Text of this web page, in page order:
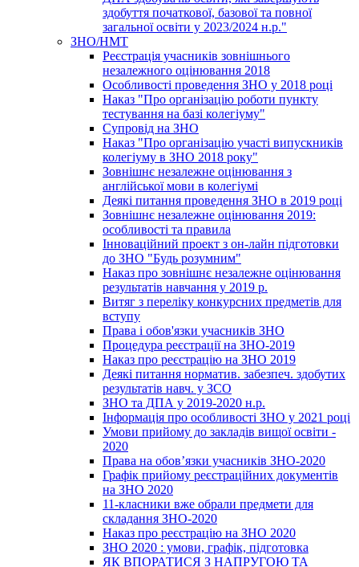
здобуття початкової, базової та повної
загальної освіти у 2023/2024 н.р."
ЗНО/НМТ
Реєстрація учасників зовнішнього
незалежного оцінювання 2018
Особливості проведення ЗНО у 2018 році
Наказ "Про організацію роботи пункту
тестування на базі колегіуму"
Супровід на ЗНО
Наказ "Про організацію участі випускників
колегіуму в ЗНО 2018 року"
Зовнішнє незалежне оцінювання з
англійської мови в колегіумі
Деякі питання проведення ЗНО в 2019 році
Зовнішнє незалежне оцінювання 2019:
особливості та правила
Інноваційний проект з он-лайн підготовки
до ЗНО "Будь розумним"
Наказ про зовнішнє незалежне оцінювання
результатів навчання у 2019 р.
Витяг з переліку конкурсних предметів для
вступу
Права і обов'язки учасників ЗНО
Процедура реєстрації на ЗНО-2019
Наказ про реєстрацію на ЗНО 2019
Деякі питання норматив. забезпеч. здобутих
результатів навч. у ЗСО
ЗНО та ДПА у 2019-2020 н.р.
Інформація про особливості ЗНО у 2021 році
Умови прийому до закладів вищої освіти -
2020
Права на обов’язки учасників ЗНО-2020
Графік прийому реєстраційних документів
на ЗНО 2020
11-класники вже обрали предмети для
складання ЗНО-2020
Наказ про реєстрацію на ЗНО 2020
ЗНО 2020 : умови, графік, підготовка
ЯК ВПОРАТИСЯ З НАПРУГОЮ ТА